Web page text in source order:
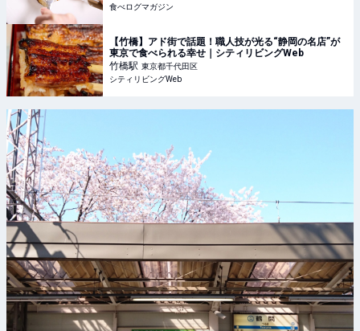
食べログマガジン
【竹橋】アド街で話題！職人技が光る“静岡の名店”が
東京で食べられる幸せ｜シティリビングWeb
竹橋駅 東京都千代田区
シティリビングWeb